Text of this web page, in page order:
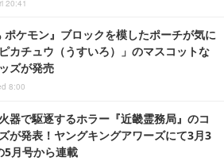
20:41
ポケモン』ブロックを模したポーチが気に
カチュウ（うすいろ）」のマスコットな
ズが発売
8:00
器で駆逐するホラー『近畿霊務局』のコ
が発表！ヤングキングアワーズにて3月3
5月号から連載